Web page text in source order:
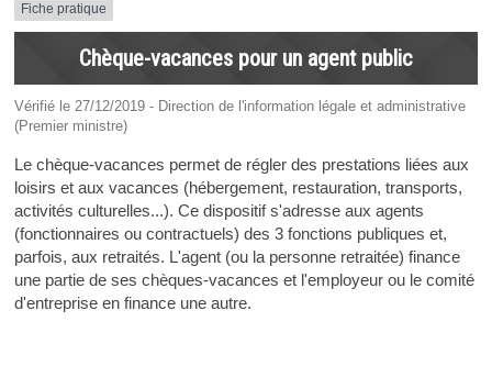
Fiche pratique
Chèque-vacances pour un agent public
Vérifié le 27/12/2019 - Direction de l'information légale et administrative
(Premier ministre)
Le chèque-vacances permet de régler des prestations liées aux
loisirs et aux vacances (hébergement, restauration, transports,
activités culturelles...). Ce dispositif s'adresse aux agents
(fonctionnaires ou contractuels) des 3 fonctions publiques et,
parfois, aux retraités. L'agent (ou la personne retraitée) finance
une partie de ses chèques-vacances et l'employeur ou le comité
d'entreprise en finance une autre.